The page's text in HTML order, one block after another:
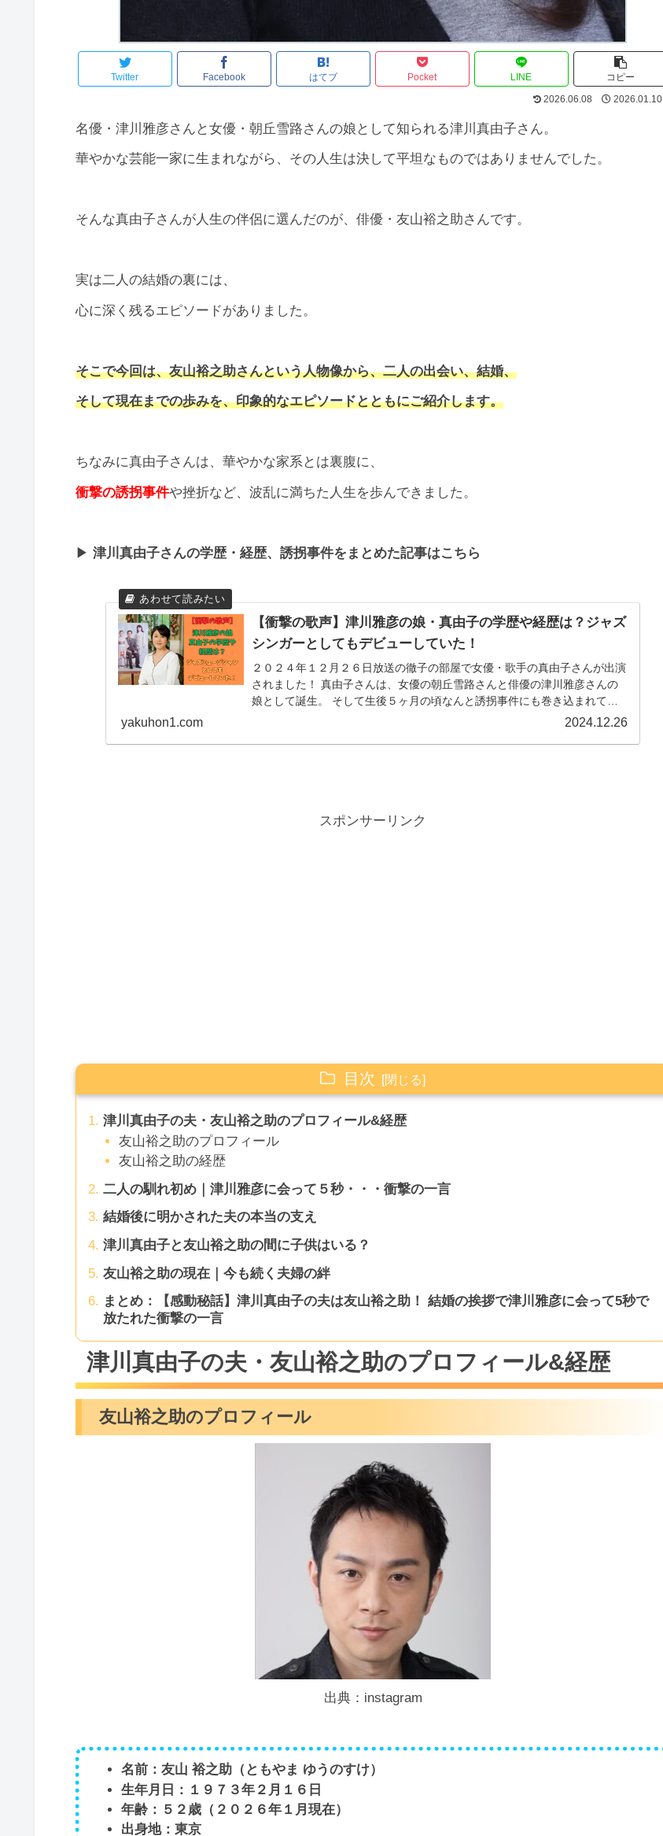
Twitter Facebook はてブ Pocket LINE
コピー
2026.06.08
2026.01.10
名優・津川雅彦さんと女優・朝丘雪路さんの娘として知られる津川真由子さん。
華やかな芸能一家に生まれながら、その人生は決して平坦なものではありませんでした。
そんな真由子さんが人生の伴侶に選んだのが、俳優・友山裕之助さんです。
実は二人の結婚の裏には、
心に深く残るエピソードがありました。
そこで今回は、友山裕之助さんという人物像から、二人の出会い、結婚、
そして現在までの歩みを、印象的なエピソードとともにご紹介します。
ちなみに真由子さんは、華やかな家系とは裏腹に、
衝撃の誘拐事件や挫折など、波乱に満ちた人生を歩んできました。
▶︎ 津川真由子さんの学歴・経歴、誘拐事件をまとめた記事はこちら
【衝撃の歌声】津川雅彦の娘・真由子の学歴や経歴は？ジャズ
シンガーとしてもデビューしていた！
２０２４年１２月２６日放送の徹子の部屋で女優・歌手の真由子さんが出演
されました！ 真由子さんは、女優の朝丘雪路さんと俳優の津川雅彦さんの
娘として誕生。 そして生後５ヶ月の頃なんと誘拐事件にも巻き込まれてい
yakuhon1.com 2024.12.26
スポンサーリンク
目次
津川真由子の夫・友山裕之助のプロフィール&経歴
友山裕之助のプロフィール
友山裕之助の経歴
二人の馴れ初め｜津川雅彦に会って５秒・・・衝撃の一言
結婚後に明かされた夫の本当の支え
津川真由子と友山裕之助の間に子供はいる？
友山裕之助の現在｜今も続く夫婦の絆
まとめ：【感動秘話】津川真由子の夫は友山裕之助！ 結婚の挨拶で津川雅彦に会って5秒で
放たれた衝撃の一言
津川真由子の夫・友山裕之助のプロフィール&経歴
友山裕之助のプロフィール
出典：instagram
名前：友山 裕之助（ともやま ゆうのすけ）
生年月日：１９７３年２月１６日
年齢：５２歳（２０２６年１月現在）
出身地：東京